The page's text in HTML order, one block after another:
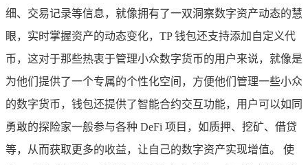
细、交易记录等信息，就像拥有了一双洞察数字资产动态的慧
眼，实时掌握资产的动态变化，TP 钱包还支持添加自定义代
币，这对于那些热衷于管理小众数字货币的用户来说，就像是
为他们提供了一个专属的个性化空间，方便他们管理一些小众
的数字货币，钱包还提供了智能合约交互功能，用户可以如同
勇敢的探险家一般参与各种 DeFi 项目，如质押、挖矿、借贷
等，从而获取更多的收益，让自己的数字资产实现增值。 使